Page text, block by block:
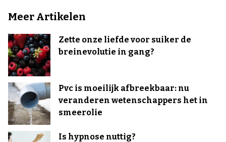
Meer Artikelen
Zette onze liefde voor suiker de
breinevolutie in gang?
Pvc is moeilijk afbreekbaar: nu
veranderen wetenschappers het in
smeerolie
Is hypnose nuttig?